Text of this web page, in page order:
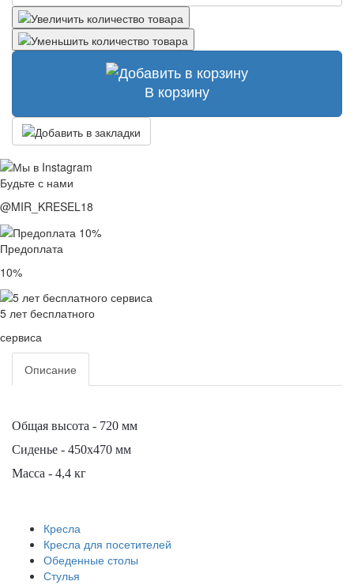
В корзину
Будьте с нами
@MIR_KRESEL18
Предоплата
10%
5 лет бесплатного
сервиса
Описание
Общая высота - 720 мм
Сиденье - 450х470 мм
Масса - 4,4 кг
Кресла
Кресла для посетителей
Обеденные столы
Стулья